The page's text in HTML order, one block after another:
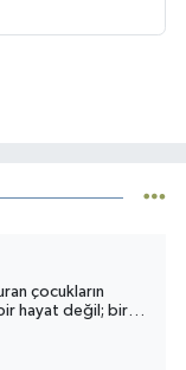
çocukların
hayat değil; bir